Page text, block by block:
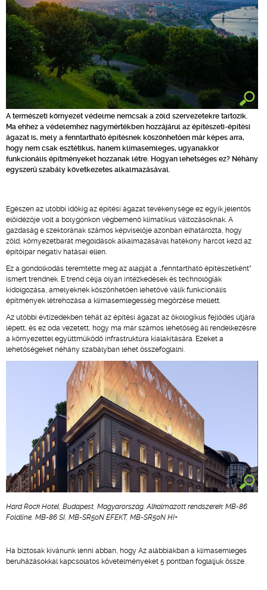
A természeti környezet védelme nemcsak a zöld szervezetekre tartozik.
Ma ehhez a védelemhez nagymértékben hozzájárul az építészeti-építési
ágazat is, mely a fenntartható építésnek köszönhetően már képes arra,
hogy nem csak esztétikus, hanem klímasemleges, ugyanakkor
funkcionális építményeket hozzanak létre. Hogyan lehetséges ez? Néhány
egyszerű szabály következetes alkalmazásával.
Egészen az utóbbi időkig az építési ágazat tevékenysége ez egyik jelentős
előidézője volt a bolygónkon végbemenő klimatikus változásoknak. A
gazdaság e szektorának számos képviselője azonban elhatározta, hogy
zöld, környezetbarát megoldások alkalmazásával hatékony harcot kezd az
építőipar negatív hatásai ellen.
Ez a gondolkodás teremtette meg az alapját a „fenntartható építészetként”
ismert trendnek. E trend célja olyan intézkedések és technológiák
kidolgozása, amelyeknek köszönhetően lehetővé válik funkcionális
építmények létrehozása a klímasemlegesség megőrzése mellett.
Az utóbbi évtizedekben tehát az építési ágazat az ökologikus fejlődés útjára
lépett, és ez oda vezetett, hogy ma már számos lehetőség áll rendelkezésre
a környezettel együttműködő infrastruktúra kialakítására. Ezeket a
lehetőségeket néhány szabályban lehet összefoglalni.
Hard Rock Hotel, Budapest, Magyarország. Alkalmazott rendszerek: MB-86
Foldline, MB-86 SI, MB-SR50N EFEKT, MB-SR50N HI+
Ha biztosak kívánunk lenni abban, hogy Az alábbiakban a klímasemleges
beruházásokkal kapcsolatos követelményeket 5 pontban foglaljuk össze.